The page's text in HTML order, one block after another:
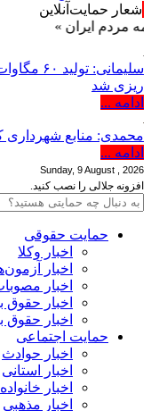
شعار حمایت‌آنلاین
»
ریزی شد
ادامه ...
محمدی: منابع شهرداری
ادامه ...
Sunday, 9 August , 2026
افزونه جلالی را نصب کنید.
حمایت حقوقی
اخبار وکلا
اخبار
اخبار
اخبار حقوق
اخبار حقوق
حمایت اجتماعی
اخبار حوادث
اخبار استانی
اخبار خانواده
اخبار مذهبی